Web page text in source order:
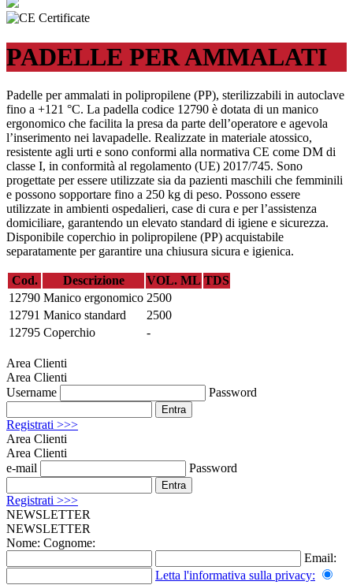
PADELLE PER AMMALATI
Padelle per ammalati in polipropilene (PP), sterilizzabili in autoclave
fino a +121 °C. La padella codice 12790 è dotata di un manico
ergonomico che facilita la presa da parte dell’operatore e agevola
l’inserimento nei lavapadelle. Realizzate in materiale atossico,
resistente agli urti e sono conformi alla normativa CE come DM di
classe I, in conformità al regolamento (UE) 2017/745. Sono
progettate per essere utilizzate sia da pazienti maschili che femminili
e possono sopportare fino a 250 kg di peso. Possono essere
utilizzate in ambienti ospedalieri, case di cura e per l’assistenza
domiciliare, garantendo un elevato standard di igiene e sicurezza.
Disponibile coperchio in polipropilene (PP) acquistabile
separatamente per garantire una chiusura sicura e igienica.
Cod. Descrizione VOL. ML TDS
12790 Manico ergonomico 2500
12791 Manico standard
2500
12795 Coperchio -
Area Clienti
Area Clienti
Username
Password
Registrati >>>
Area Clienti
Area Clienti
e-mail
Password
Registrati >>>
NEWSLETTER
NEWSLETTER
Nome: Cognome:
Email:
Letta l'informativa sulla privacy: